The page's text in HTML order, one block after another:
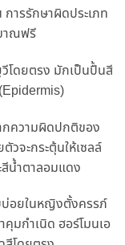
ารรักษาผิดประเภท
าณฟรี
โดยตรง มักเป็นปื้นสี
กความผิดปกติของ
วจะกระตุ้นให้เซลล์
น้ำตาลอมแดง
อยในหญิงตั้งครรภ์
มกำเนิด ฮอร์โมนเอ